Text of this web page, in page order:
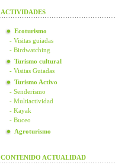
ACTIVIDADES
Ecoturismo
- Visitas guiadas
- Birdwatching
Turismo cultural
- Visitas Guiadas
Turismo Activo
- Senderismo
- Multiactividad
- Kayak
- Buceo
Agroturismo
CONTENIDO ACTUALIDAD